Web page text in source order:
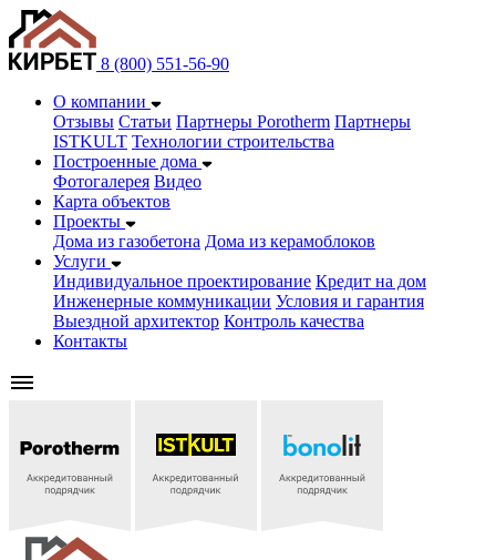
8 (800) 551-56-90
О компании
Отзывы Статьи Партнеры Porotherm Партнеры
ISTKULT Технологии строительства
Построенные дома
Фотогалерея Видео
Карта объектов
Проекты
Дома из газобетонa Дома из керамоблоков
Услуги
Индивидуальное проектирование Кредит на дом
Инженерные коммуникации Условия и гарантия
Выездной архитектор Контроль качества
Контакты